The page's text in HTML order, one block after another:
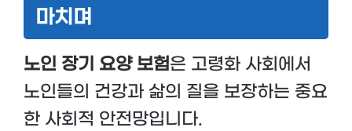
마치며
노인 장기 요양 보험은 고령화 사회에서
노인들의 건강과 삶의 질을 보장하는 중요
한 사회적 안전망입니다.